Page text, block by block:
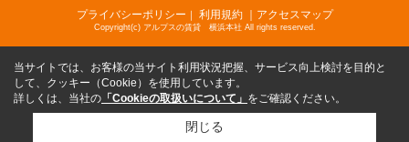
プライバシーポリシー ｜ 利用規約 ｜アクセスマップ
Copyright(c) アルプスの賃貸 横浜本社 All rights reserved.
当サイトでは、お客様の当サイト利用状況把握、サービス向上検討を目的と
して、クッキー（Cookie）を使用しています。
詳しくは、当社の 「Cookieの取扱いについて」 をご確認ください。
閉じる